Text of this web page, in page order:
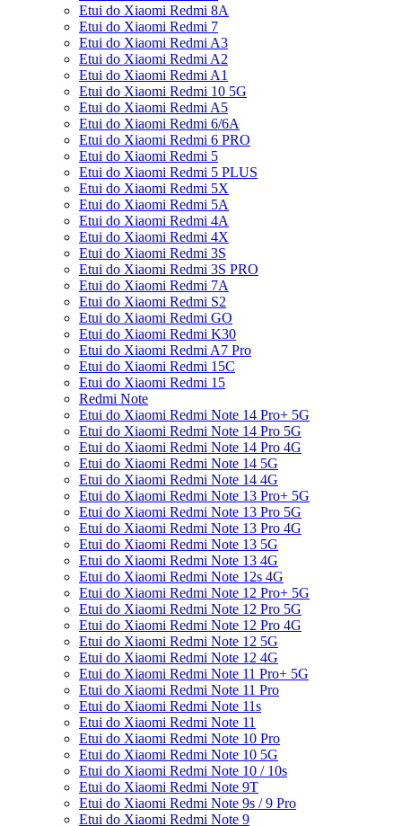
Etui do Xiaomi Redmi 8A
Etui do Xiaomi Redmi 7
Etui do Xiaomi Redmi A3
Etui do Xiaomi Redmi A2
Etui do Xiaomi Redmi A1
Etui do Xiaomi Redmi 10 5G
Etui do Xiaomi Redmi A5
Etui do Xiaomi Redmi 6/6A
Etui do Xiaomi Redmi 6 PRO
Etui do Xiaomi Redmi 5
Etui do Xiaomi Redmi 5 PLUS
Etui do Xiaomi Redmi 5X
Etui do Xiaomi Redmi 5A
Etui do Xiaomi Redmi 4A
Etui do Xiaomi Redmi 4X
Etui do Xiaomi Redmi 3S
Etui do Xiaomi Redmi 3S PRO
Etui do Xiaomi Redmi 7A
Etui do Xiaomi Redmi S2
Etui do Xiaomi Redmi GO
Etui do Xiaomi Redmi K30
Etui do Xiaomi Redmi A7 Pro
Etui do Xiaomi Redmi 15C
Etui do Xiaomi Redmi 15
Redmi Note
Etui do Xiaomi Redmi Note 14 Pro+ 5G
Etui do Xiaomi Redmi Note 14 Pro 5G
Etui do Xiaomi Redmi Note 14 Pro 4G
Etui do Xiaomi Redmi Note 14 5G
Etui do Xiaomi Redmi Note 14 4G
Etui do Xiaomi Redmi Note 13 Pro+ 5G
Etui do Xiaomi Redmi Note 13 Pro 5G
Etui do Xiaomi Redmi Note 13 Pro 4G
Etui do Xiaomi Redmi Note 13 5G
Etui do Xiaomi Redmi Note 13 4G
Etui do Xiaomi Redmi Note 12s 4G
Etui do Xiaomi Redmi Note 12 Pro+ 5G
Etui do Xiaomi Redmi Note 12 Pro 5G
Etui do Xiaomi Redmi Note 12 Pro 4G
Etui do Xiaomi Redmi Note 12 5G
Etui do Xiaomi Redmi Note 12 4G
Etui do Xiaomi Redmi Note 11 Pro+ 5G
Etui do Xiaomi Redmi Note 11 Pro
Etui do Xiaomi Redmi Note 11s
Etui do Xiaomi Redmi Note 11
Etui do Xiaomi Redmi Note 10 Pro
Etui do Xiaomi Redmi Note 10 5G
Etui do Xiaomi Redmi Note 10 / 10s
Etui do Xiaomi Redmi Note 9T
Etui do Xiaomi Redmi Note 9s / 9 Pro
Etui do Xiaomi Redmi Note 9